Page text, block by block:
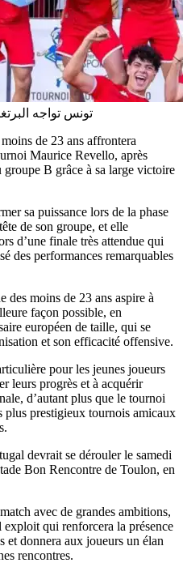
تونس تواجه
de 23 ans affrontera
Maurice Revello, après
groupe B grâce à sa large victoire
sa puissance lors de la phase
de son groupe, et elle
d’une finale très attendue qui
des performances remarquables
des moins de 23 ans aspire à
façon possible, en
européen de taille, qui se
et son efficacité offensive.
pour les jeunes joueurs
leurs progrès et à acquérir
d’autant plus que le tournoi
prestigieux tournois amicaux
devrait se dérouler le samedi
Bon Rencontre de Toulon, en
avec de grandes ambitions,
exploit qui renforcera la présence
et donnera aux joueurs un élan
rencontres.